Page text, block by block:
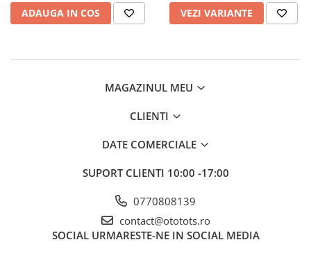
ADAUGA IN COS VEZI VARIANTE
MAGAZINUL MEU
CLIENTI
DATE COMERCIALE
SUPORT CLIENTI 10:00 -17:00
0770808139
contact@ototots.ro
SOCIAL URMARESTE-NE IN SOCIAL MEDIA